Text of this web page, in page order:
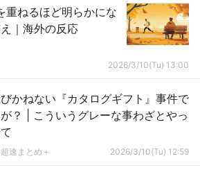
重ねるほど明らかにな
｜海外の反応
2026/3/10(Tu) 13:00
かねない『カタログギフト』事件で
ざとやっ
速まとめ＋ 2026/3/10(Tu) 12:59